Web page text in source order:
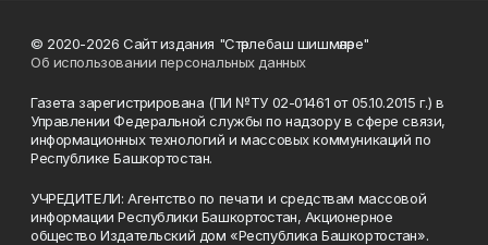
© 2020-2026 Сайт издания "Стәрлебаш шишмәләре"
Об использовании персональных данных
Газета зарегистрирована (ПИ №ТУ 02-01461 от 05.10.2015 г.) в
Управлении Федеральной службы по надзору в сфере связи,
информационных технологий и массовых коммуникаций по
Республике Башкортостан.
УЧРЕДИТЕЛИ: Агентство по печати и средствам массовой
информации Республики Башкортостан, Акционерное
общество Издательский дом «Республика Башкортостан».